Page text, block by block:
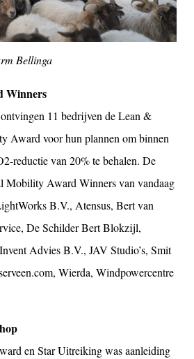
Bellinga
Winners
11 bedrijven de Lean &
Award voor hun plannen om binnen
reductie van 20% te behalen. De
Mobility Award Winners van vandaag
B.V., Atensus, Bert van
De Schilder Bert Blokzijl,
Advies B.V., JAV Studio’s, Smit
Wierda, Windpowercentre
en Star Uitreiking was aanleiding